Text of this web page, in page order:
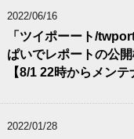
2022/06/16
「ツイポーート/
ぱいでレポートの公
【8/1 22時からメンテ
2022/01/28